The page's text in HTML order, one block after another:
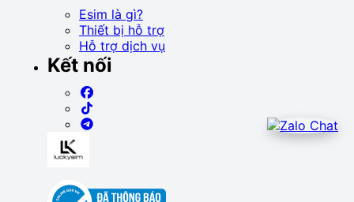
Esim là gì?
Thiết bị hỗ trợ
Hỗ trợ dịch vụ
Kết nối